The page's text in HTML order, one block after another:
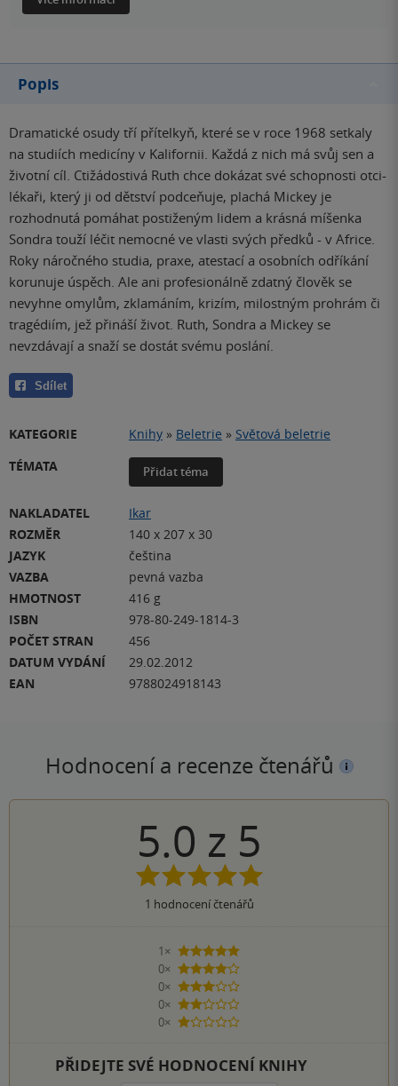
Popis
Dramatické osudy tří přítelkyň, které se v roce 1968 setkaly
na studiích medicíny v Kalifornii. Každá z nich má svůj sen a
životní cíl. Ctižádostivá Ruth chce dokázat své schopnosti otci-
lékaři, který ji od dětství podceňuje, plachá Mickey je
rozhodnutá pomáhat postiženým lidem a krásná míšenka
Sondra touží léčit nemocné ve vlasti svých předků - v Africe.
Roky náročného studia, praxe, atestací a osobních odříkání
korunuje úspěch. Ale ani profesionálně zdatný člověk se
nevyhne omylům, zklamáním, krizím, milostným prohrám či
tragédiím, jež přináší život. Ruth, Sondra a Mickey se
nevzdávají a snaží se dostát svému poslání.
Sdílet
KATEGORIE Knihy » Beletrie » Světová beletrie
TÉMATA
Přidat téma
NAKLADATEL
Ikar
ROZMĚR
140 x 207 x 30
JAZYK
čeština
VAZBA
pevná vazba
HMOTNOST
416 g
ISBN
978-80-249-1814-3
POČET STRAN
456
DATUM VYDÁNÍ
29.02.2012
EAN
9788024918143
Hodnocení a recenze čtenářů
5.0 z 5
1 hodnocení čtenářů
1×
5 hvězdiček
0×
4 hvězdičky
0×
3 hvězdičky
0×
2 hvězdičky
0×
1 hvezdička
PŘIDEJTE SVÉ HODNOCENÍ KNIHY